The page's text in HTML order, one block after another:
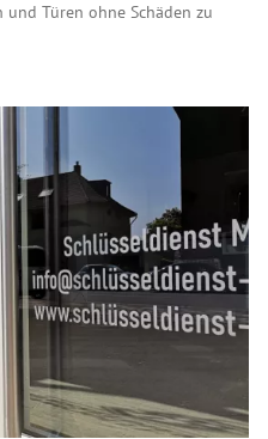
Türen ohne Schäden zu